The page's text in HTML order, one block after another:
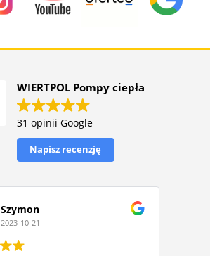
WIERTPOL Pompy ciepła
31 opinii Google
Napisz recenzję
Szymon
2023-10-21